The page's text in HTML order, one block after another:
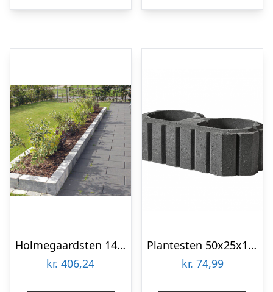
Holmegaardsten 14x28x7 cm – Makro – Sort/Antracit
kr. 406,24
Plantesten 50x25x15 cm – Type 8 – Sort/Antracit
kr. 74,99